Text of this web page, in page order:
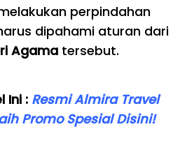
perpindahan
dipahami aturan dari
Agama tersebut.
Ini : Resmi Almira Travel
Promo Spesial Disini!